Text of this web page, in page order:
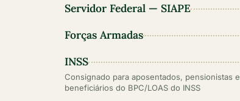
Servidor Federal — SIAPE
Forças Armadas
INSS
Consignado para aposentados, pensionistas e
beneficiários do BPC/LOAS do INSS